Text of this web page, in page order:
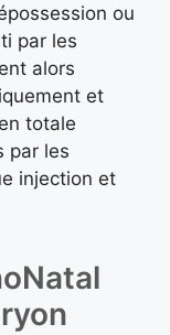
ou
par les
alors
et
totale
par les
injection et